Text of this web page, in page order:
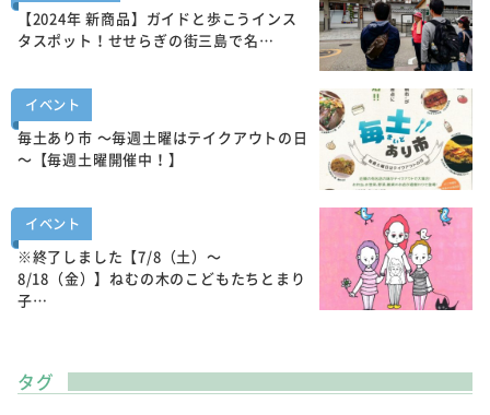
【2024年 新商品】ガイドと歩こうインス
タスポット！せせらぎの街三島で名…
イベント
毎土あり市 ～毎週土曜はテイクアウトの日
～【毎週土曜開催中！】
イベント
※終了しました【7/8（土）～
8/18（金）】ねむの木のこどもたちとまり
子…
タグ